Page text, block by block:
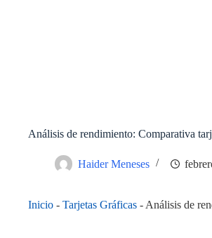
Análisis de rendimiento: Comparativa
Haider Meneses
Inicio - Tarjetas Gráficas - Análisis de